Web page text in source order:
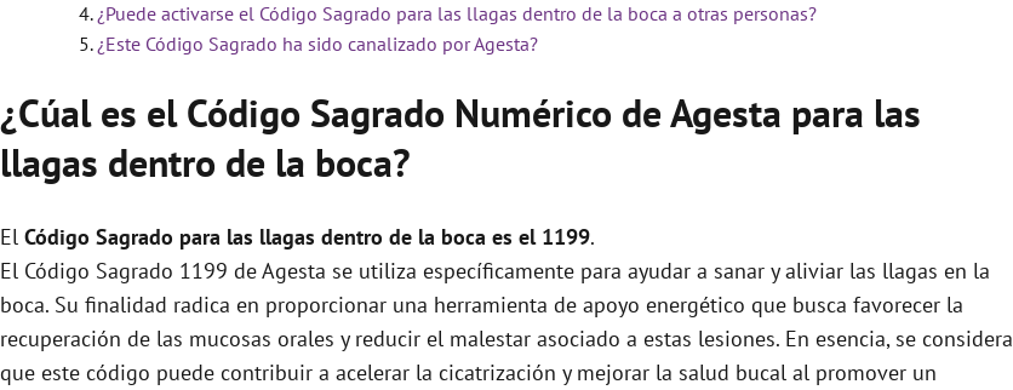
¿Puede activarse el Código Sagrado para las llagas dentro de la boca a otras personas?
¿Este Código Sagrado ha sido canalizado por Agesta?
¿Cúal es el Código Sagrado Numérico de Agesta para las
llagas dentro de la boca?
El Código Sagrado para las llagas dentro de la boca es el 1199.
El Código Sagrado 1199 de Agesta se utiliza específicamente para ayudar a sanar y aliviar las llagas en la
boca. Su finalidad radica en proporcionar una herramienta de apoyo energético que busca favorecer la
recuperación de las mucosas orales y reducir el malestar asociado a estas lesiones. En esencia, se considera
que este código puede contribuir a acelerar la cicatrización y mejorar la salud bucal al promover un